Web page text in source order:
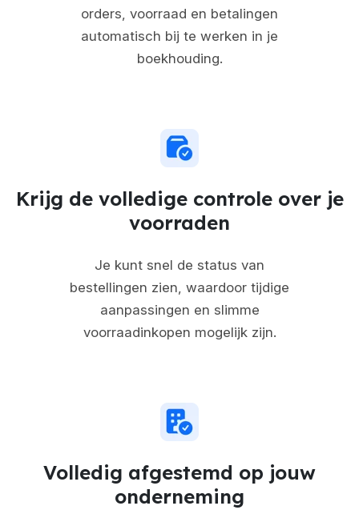
orders, voorraad en betalingen
automatisch bij te werken in je
boekhouding.
Krijg de volledige controle over je
voorraden
Je kunt snel de status van
bestellingen zien, waardoor tijdige
aanpassingen en slimme
voorraadinkopen mogelijk zijn.
Volledig afgestemd op jouw
onderneming